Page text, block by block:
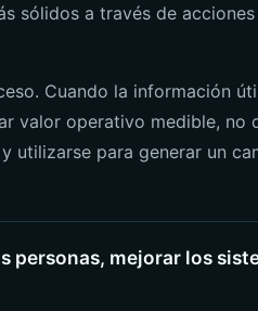
sólidos a través de acciones
Cuando la información
valor operativo medible, no
utilizarse para generar un
personas, mejorar los